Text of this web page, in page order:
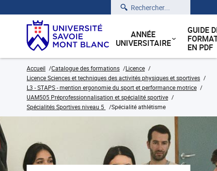
Rechercher
ANNÉE
UNIVERSITAIRE
GUIDE
EN PDF
Accueil Catalogue des formations
Licence
Licence Sciences et techniques des activités physiques et sportives
L3 - STAPS - mention ergonomie du sport et performance motrice
UAM505 Préprofessionnalisation et spécialité sportive
Spécialités Sportives niveau 5
Spécialité athlétisme